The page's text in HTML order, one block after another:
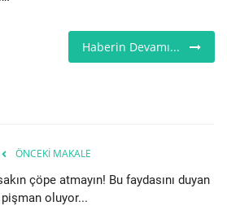
Haberin Devamı...
ÖNCEKI MAKALE
çöpe atmayın! Bu faydasını duyan
pişman oluyor...